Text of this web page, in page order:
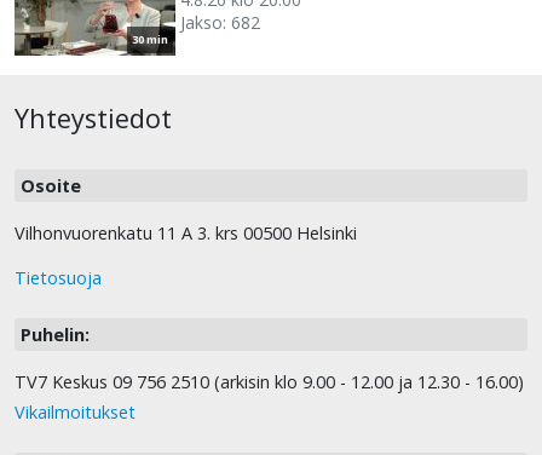
30 min
Jakso: 682
Yhteystiedot
Osoite
Vilhonvuorenkatu 11 A 3. krs 00500 Helsinki
Tietosuoja
Puhelin:
TV7 Keskus 09 756 2510 (arkisin klo 9.00 - 12.00 ja 12.30 - 16.00)
Vikailmoitukset